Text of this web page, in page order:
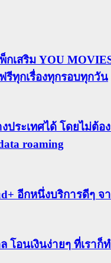
กเสริม YOU
รีทุกเรื่องทุกรอบทุกวัน
งประเทศได้ โดยไม่ต้อ
roaming
อีกหนึ่งบริการดีๆ จ
โอนเงินง่ายๆ ที่เราก็